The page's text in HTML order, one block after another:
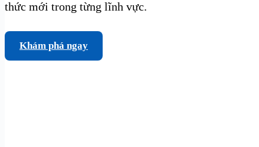
thức mới trong từng lĩnh vực.
Khám phá ngay